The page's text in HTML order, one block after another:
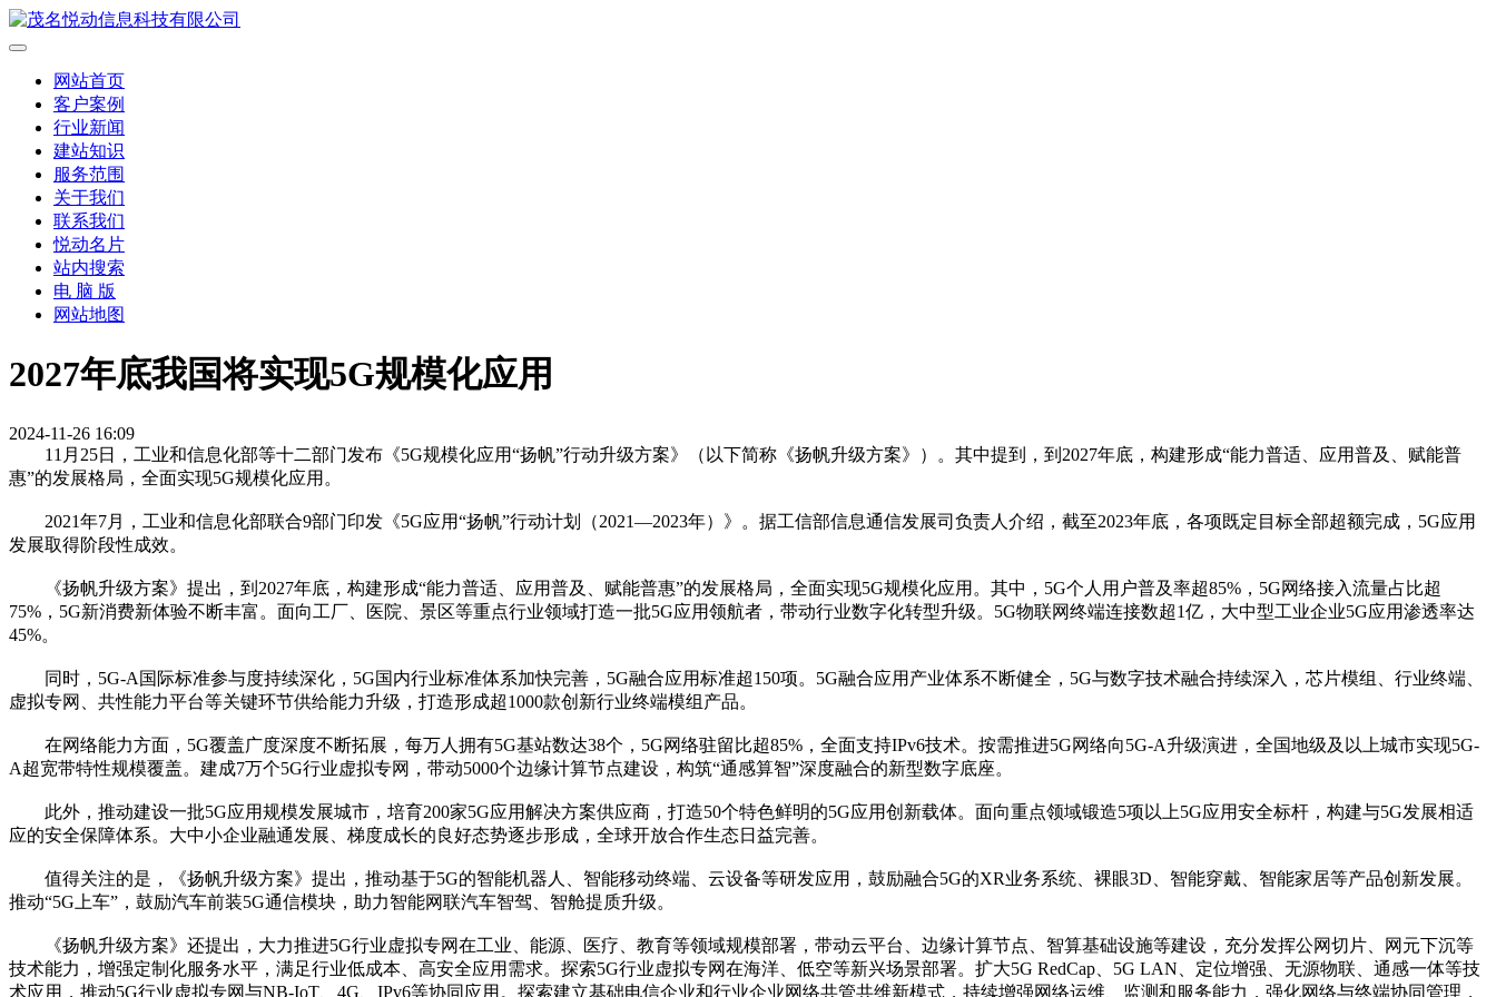
网站首页
客户案例
行业新闻
建站知识
服务范围
关于我们
联系我们
悦动名片
站内搜索
电 脑 版
网站地图
2027年底我国将实现5G规模化应用
2024-11-26 16:09
11月25日，工业和信息化部等十二部门发布《5G规模化应用“扬帆”行动升级方案》（以下简称《扬帆升级方案》）。其中提到，到2027年底，构建形成“能力普适、应用普及、赋能普
惠”的发展格局，全面实现5G规模化应用。
2021年7月，工业和信息化部联合9部门印发《5G应用“扬帆”行动计划（2021—2023年）》。据工信部信息通信发展司负责人介绍，截至2023年底，各项既定目标全部超额完成，5G应用
发展取得阶段性成效。
《扬帆升级方案》提出，到2027年底，构建形成“能力普适、应用普及、赋能普惠”的发展格局，全面实现5G规模化应用。其中，5G个人用户普及率超85%，5G网络接入流量占比超
75%，5G新消费新体验不断丰富。面向工厂、医院、景区等重点行业领域打造一批5G应用领航者，带动行业数字化转型升级。5G物联网终端连接数超1亿，大中型工业企业5G应用渗透率达
45%。
同时，5G-A国际标准参与度持续深化，5G国内行业标准体系加快完善，5G融合应用标准超150项。5G融合应用产业体系不断健全，5G与数字技术融合持续深入，芯片模组、行业终端、
虚拟专网、共性能力平台等关键环节供给能力升级，打造形成超1000款创新行业终端模组产品。
在网络能力方面，5G覆盖广度深度不断拓展，每万人拥有5G基站数达38个，5G网络驻留比超85%，全面支持IPv6技术。按需推进5G网络向5G-A升级演进，全国地级及以上城市实现5G-
A超宽带特性规模覆盖。建成7万个5G行业虚拟专网，带动5000个边缘计算节点建设，构筑“通感算智”深度融合的新型数字底座。
此外，推动建设一批5G应用规模发展城市，培育200家5G应用解决方案供应商，打造50个特色鲜明的5G应用创新载体。面向重点领域锻造5项以上5G应用安全标杆，构建与5G发展相适
应的安全保障体系。大中小企业融通发展、梯度成长的良好态势逐步形成，全球开放合作生态日益完善。
值得关注的是，《扬帆升级方案》提出，推动基于5G的智能机器人、智能移动终端、云设备等研发应用，鼓励融合5G的XR业务系统、裸眼3D、智能穿戴、智能家居等产品创新发展。
推动“5G上车”，鼓励汽车前装5G通信模块，助力智能网联汽车智驾、智舱提质升级。
《扬帆升级方案》还提出，大力推进5G行业虚拟专网在工业、能源、医疗、教育等领域规模部署，带动云平台、边缘计算节点、智算基础设施等建设，充分发挥公网切片、网元下沉等
技术能力，增强定制化服务水平，满足行业低成本、高安全应用需求。探索5G行业虚拟专网在海洋、低空等新兴场景部署。扩大5G RedCap、5G LAN、定位增强、无源物联、通感一体等技
术应用，推动5G行业虚拟专网与NB-IoT、4G、IPv6等协同应用。探索建立基础电信企业和行业企业网络共管共维新模式，持续增强网络运维、监测和服务能力，强化网络与终端协同管理，